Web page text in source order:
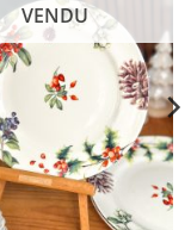
VENDU